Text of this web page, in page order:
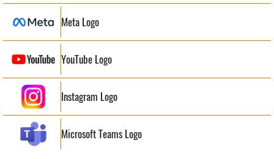
Meta Logo
YouTube Logo
Instagram Logo
Microsoft Teams Logo